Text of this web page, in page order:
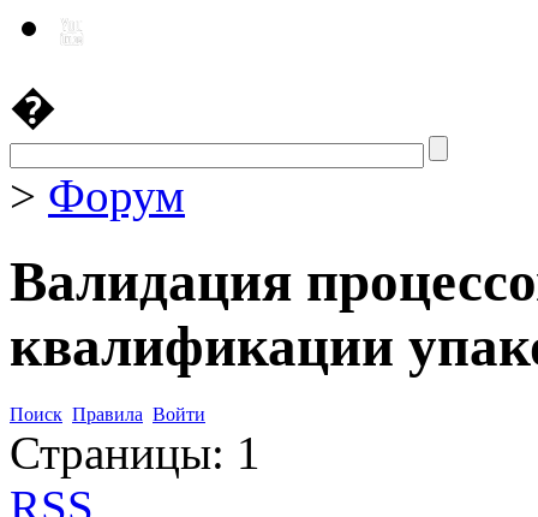
�
> Форум
Валидация
квалификации
Поиск Правила Войти
Страницы: 1